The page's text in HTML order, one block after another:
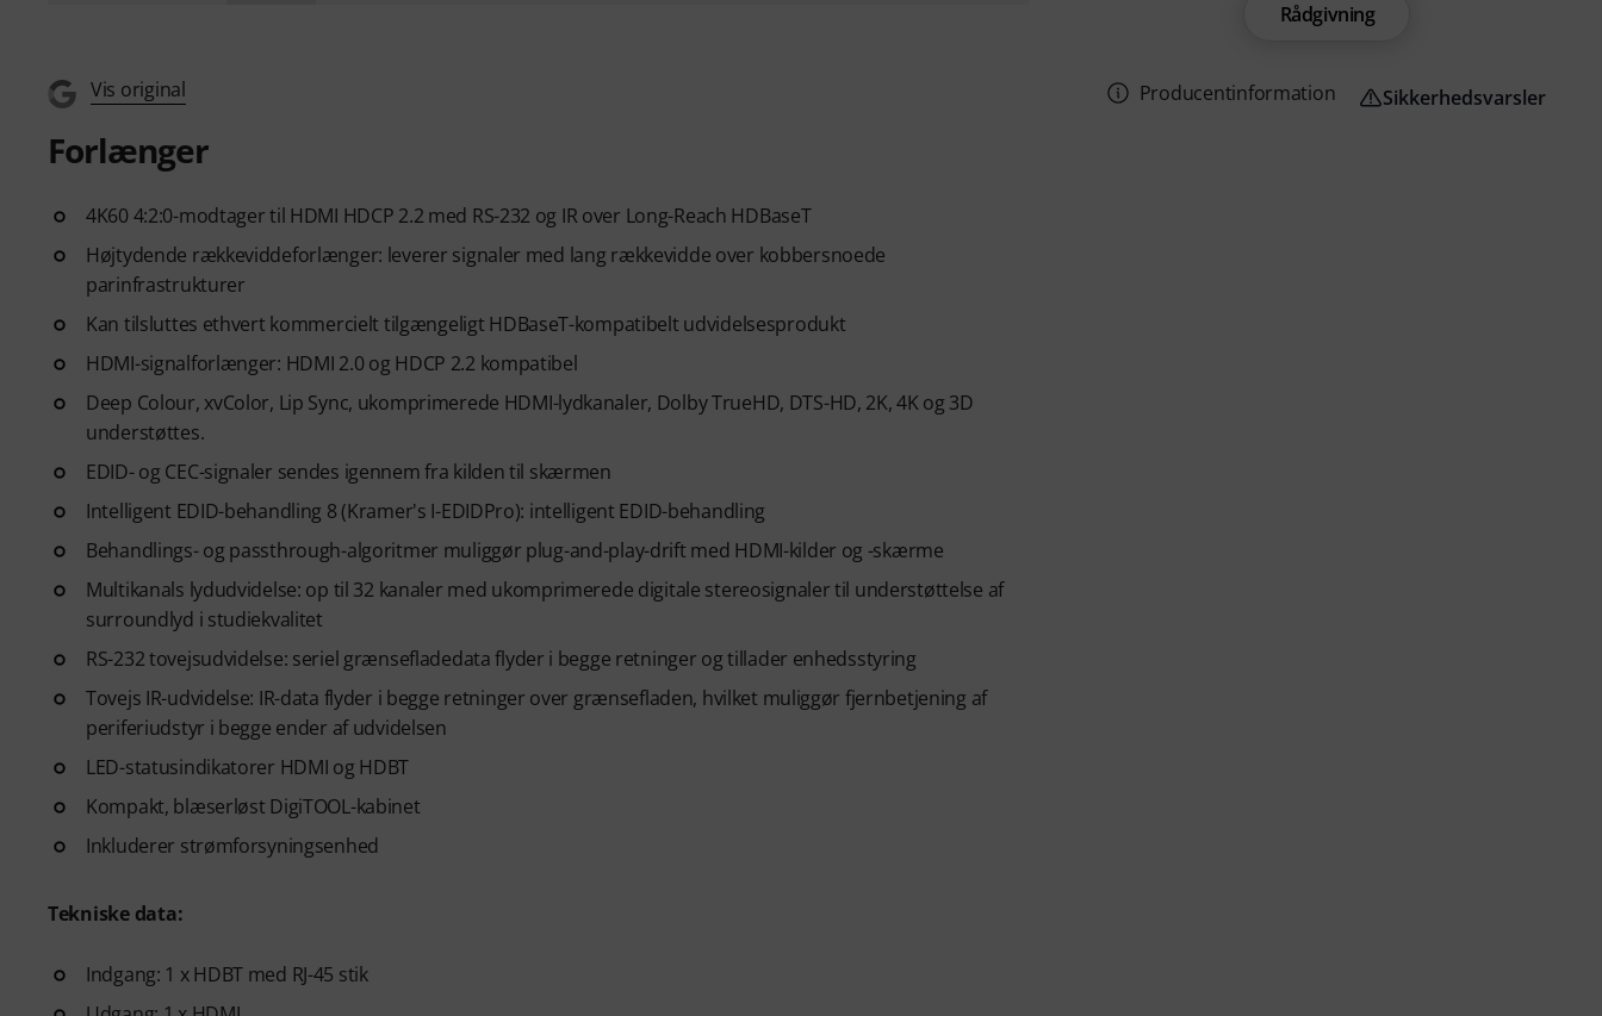
Vis original
Forlænger
4K60 4:2:0-modtager til HDMI HDCP 2.2 med RS-232 og IR over Long-Reach HDBaseT
Højtydende rækkeviddeforlænger: leverer signaler med lang rækkevidde over kobbersnoede
parinfrastrukturer
Kan tilsluttes ethvert kommercielt tilgængeligt HDBaseT-kompatibelt udvidelsesprodukt
HDMI-signalforlænger: HDMI 2.0 og HDCP 2.2 kompatibel
Deep Colour, xvColor, Lip Sync, ukomprimerede HDMI-lydkanaler, Dolby TrueHD, DTS-HD, 2K, 4K og 3D
understøttes.
EDID- og CEC-signaler sendes igennem fra kilden til skærmen
Intelligent EDID-behandling 8 (Kramer's I-EDIDPro): intelligent EDID-behandling
Behandlings- og passthrough-algoritmer muliggør plug-and-play-drift med HDMI-kilder og -skærme
Multikanals lydudvidelse: op til 32 kanaler med ukomprimerede digitale stereosignaler til understøttelse af
surroundlyd i studiekvalitet
RS-232 tovejsudvidelse: seriel grænsefladedata flyder i begge retninger og tillader enhedsstyring
Tovejs IR-udvidelse: IR-data flyder i begge retninger over grænsefladen, hvilket muliggør fjernbetjening af
periferiudstyr i begge ender af udvidelsen
LED-statusindikatorer HDMI og HDBT
Kompakt, blæserløst DigiTOOL-kabinet
Inkluderer strømforsyningsenhed
Tekniske data:
Indgang: 1 x HDBT med RJ-45 stik
Rådgivning
Producentinformation Sikkerhedsvarsler